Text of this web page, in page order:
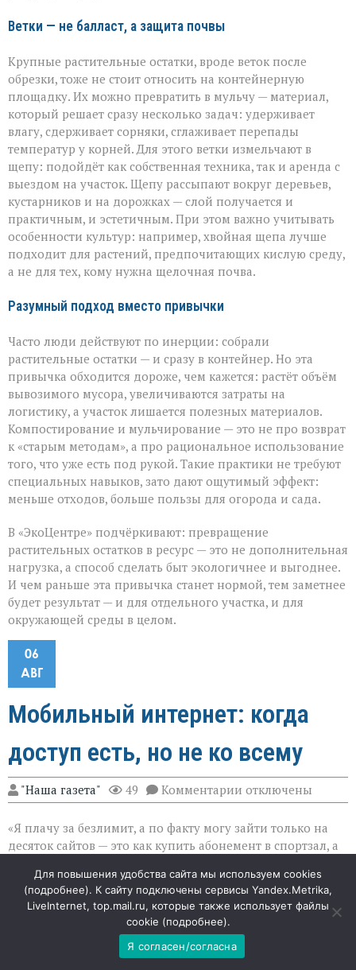
Ветки — не балласт, а защита почвы
Крупные растительные остатки, вроде веток после
обрезки, тоже не стоит относить на контейнерную
площадку. Их можно превратить в мульчу — материал,
который решает сразу несколько задач: удерживает
влагу, сдерживает сорняки, сглаживает перепады
температур у корней. Для этого ветки измельчают в
щепу: подойдёт как собственная техника, так и аренда с
выездом на участок. Щепу рассыпают вокруг деревьев,
кустарников и на дорожках — слой получается и
практичным, и эстетичным. При этом важно учитывать
особенности культур: например, хвойная щепа лучше
подходит для растений, предпочитающих кислую среду,
а не для тех, кому нужна щелочная почва.
Разумный подход вместо привычки
Часто люди действуют по инерции: собрали
растительные остатки — и сразу в контейнер. Но эта
привычка обходится дороже, чем кажется: растёт объём
вывозимого мусора, увеличиваются затраты на
логистику, а участок лишается полезных материалов.
Компостирование и мульчирование — это не про возврат
к «старым методам», а про рациональное использование
того, что уже есть под рукой. Такие практики не требуют
специальных навыков, зато дают ощутимый эффект:
меньше отходов, больше пользы для огорода и сада.
В «ЭкоЦентре» подчёркивают: превращение
растительных остатков в ресурс — это не дополнительная
нагрузка, а способ сделать быт экологичнее и выгоднее.
И чем раньше эта привычка станет нормой, тем заметнее
будет результат — и для отдельного участка, и для
окружающей среды в целом.
06
АВГ
Мобильный интернет: когда
доступ есть, но не ко всему
"Наша газета" 49 Комментарии к
записи
интернет:
когда
доступ
есть,
но
не
ко
отключены
«Я плачу за безлимит, а по факту могу зайти только на
десяток сайтов — это как купить абонемент в спортзал, а
который в последнее время всё чаще задумывается о
смене оператора. В Центральном федеральном округе
картина мобильного интернета заметно изменилась:
значительная часть сессий теперь проходит в режиме
ограничений — через так называемые белые списки.
Для повышения удобства сайта мы используем cookies
(подробнее). К сайту подключены сервисы Yandex.Metrika,
LiveInternet, top.mail.ru, которые также использует файлы
cookie (подробнее).
Я согласен/согласна